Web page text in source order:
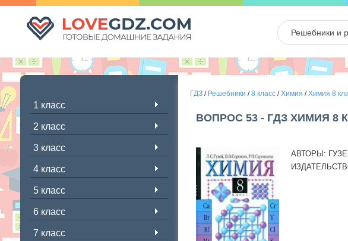
1 класс
2 класс
3 класс
4 класс
5 класс
6 класс
7 класс
ГДЗ/ Решебники /8 класс/Химия /Химия 8
ВОПРОС 53 - ГДЗ ХИМИЯ 8
АВТОРЫ: